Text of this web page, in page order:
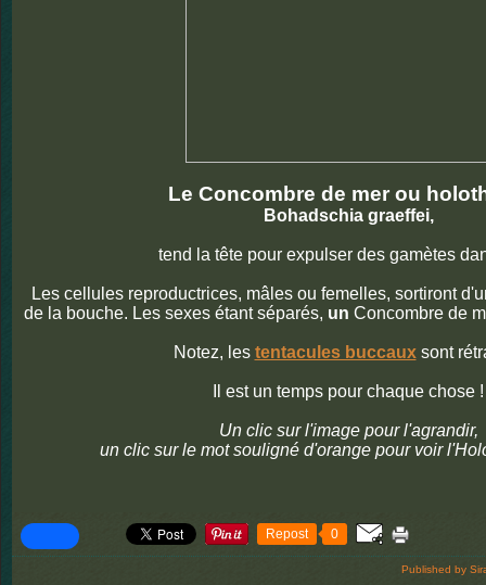
Le Concombre de mer ou
Bohadschia graeffei,
tend la tête pour expulser des gamètes
Les cellules reproductrices, mâles ou femelles, sortiront
de la bouche. Les sexes étant séparés, un Concombre de
Notez, les tentacules buccauxsont
Il est un temps pour chaque chose !
Un clic sur l'image pour l'agrandir,
un clic sur le mot souligné d'orange pour voir
Repost 0
Published by